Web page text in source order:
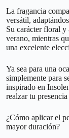
La fragancia
versátil,
Su carácter floral y
verano, mientras
una excelente
Ya sea para una
simplemente para
inspirado en
realzar tu
¿Cómo aplicar el
mayor duración?